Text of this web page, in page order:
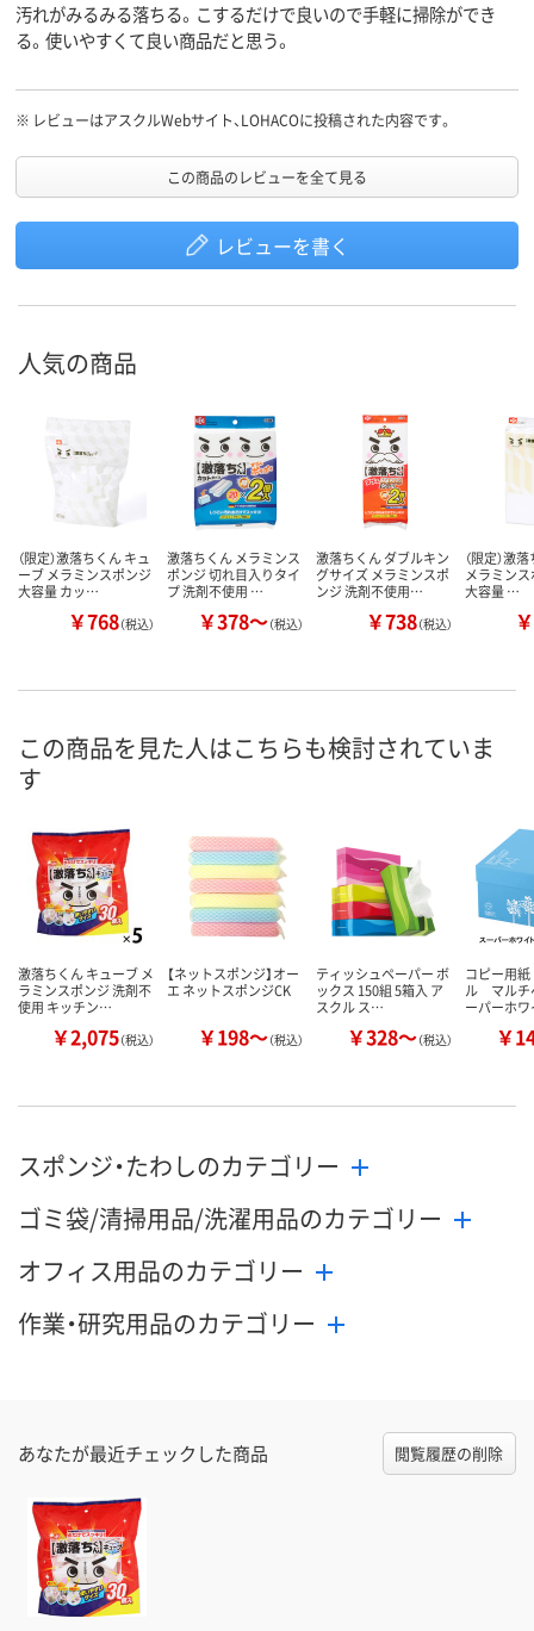
汚れがみるみる落ちる。こするだけで良いので手軽に掃除ができ
る。使いやすくて良い商品だと思う。
※ レビューはアスクルWebサイト、LOHACOに投稿された内容です。
この商品のレビューを全て見る
レビューを書く
人気の商品
（限定）激落ちくん キュ
ーブ メラミンスポンジ
大容量 カッ…
￥768（税込）
激落ちくん メラミンス
ポンジ 切れ目入りタイ
プ 洗剤不使用 …
￥378～（税込）
激落ちくん ダブルキン
グサイズ メラミンスポ
ンジ 洗剤不使用…
￥738（税込）
（限定）激
メラミン
大容量 …
この商品を見た人はこちらも検討されていま
す
激落ちくん キューブ メ
ラミンスポンジ 洗剤不
使用 キッチン…
￥2,075（税込）
【ネットスポンジ】オー
エ ネットスポンジCK
￥198～（税込）
ティッシュペーパー ボ
ックス 150組 5箱入 ア
スクル ス…
￥328～（税込）
コピー用
ル マルチ
ーパーホワ
￥
スポンジ・たわしのカテゴリー
ゴミ袋/清掃用品/洗濯用品のカテゴリー
オフィス用品のカテゴリー
作業・研究用品のカテゴリー
あなたが最近チェックした商品 閲覧履歴の削除